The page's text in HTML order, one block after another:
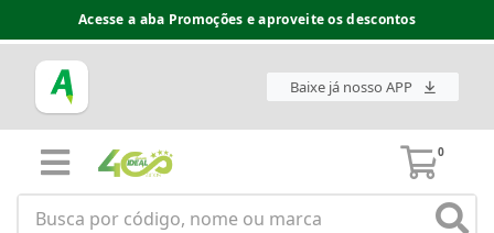
Acesse a aba Promoções e aproveite os descontos
Baixe já nosso APP
0